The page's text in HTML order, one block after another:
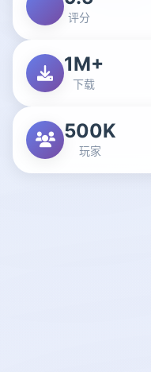
评分
1M+
下载
500K
玩家